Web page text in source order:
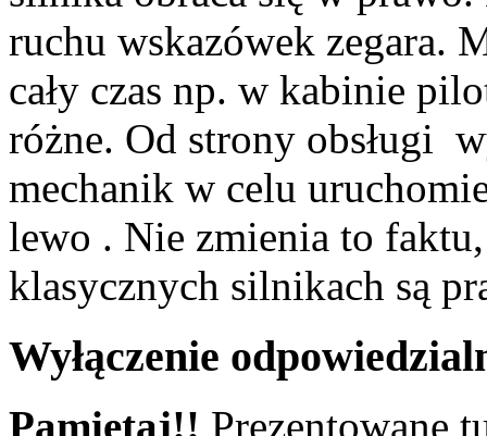
ruchu wskazówek zegara.
cały czas np. w kabinie
różne. Od strony obsługi
mechanik w celu
lewo . Nie zmienia to
klasycznych silnikach są
Wyłączenie
Pamiętaj!! Prezentowane